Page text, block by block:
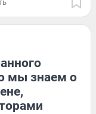
мы знаем о